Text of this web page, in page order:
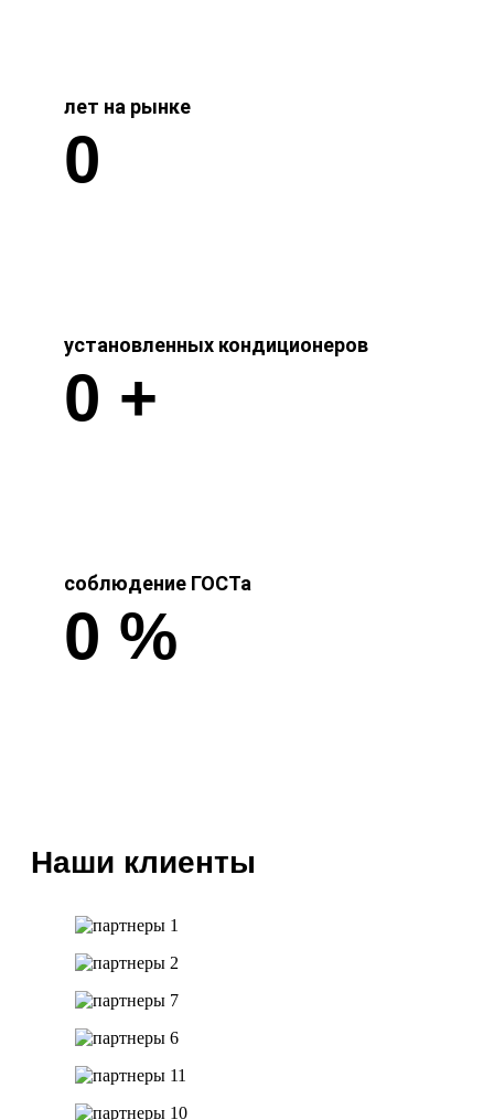
лет на рынке
0
установленных кондиционеров
0 +
соблюдение ГОСТа
0 %
Наши клиенты